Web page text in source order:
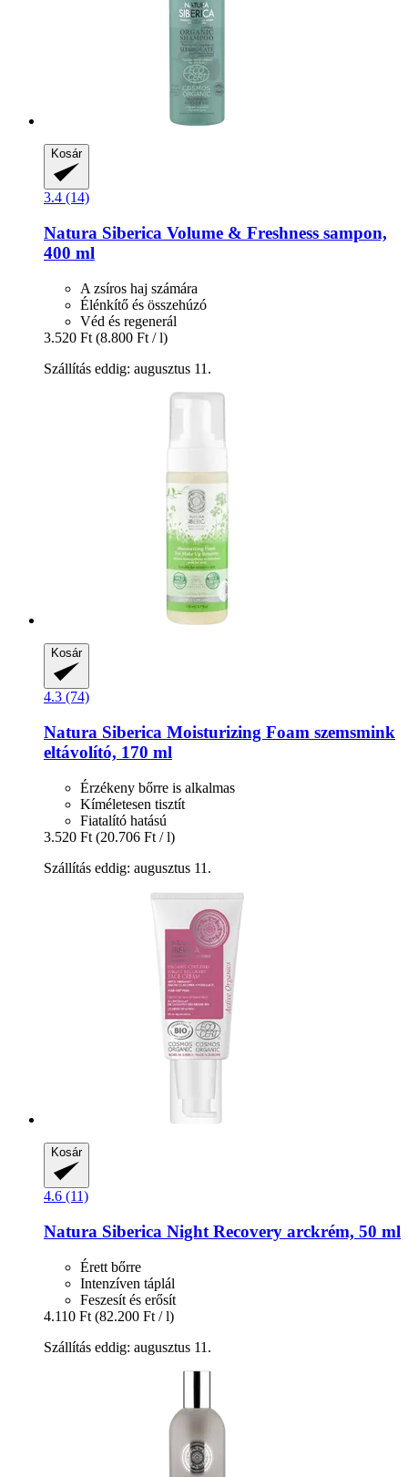
Kosár
3.4 (14)
Natura Siberica Volume & Freshness sampon,
400 ml
A zsíros haj számára
Élénkítő és összehúzó
Véd és regenerál
3.520 Ft (8.800 Ft / l)
Szállítás eddig: augusztus 11.
Kosár
4.3 (74)
Natura Siberica Moisturizing Foam szemsmink
eltávolító, 170 ml
Érzékeny bőrre is alkalmas
Kíméletesen tisztít
Fiatalító hatású
3.520 Ft (20.706 Ft / l)
Szállítás eddig: augusztus 11.
Kosár
4.6 (11)
Natura Siberica Night Recovery arckrém, 50 ml
Érett bőrre
Intenzíven táplál
Feszesít és erősít
4.110 Ft (82.200 Ft / l)
Szállítás eddig: augusztus 11.